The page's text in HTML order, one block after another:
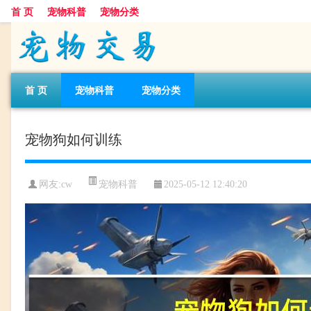
首 页 宠物科普 宠物分类
首 页 宠物科普 宠物分类
宠物狗如何训练
网友:cw 宠物科普 2025-05-12 12:40:20